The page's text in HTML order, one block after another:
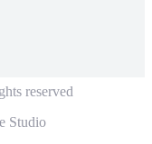
reserved
Studio